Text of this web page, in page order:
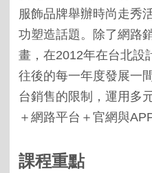
服飾品牌舉辦時尚走秀
功塑造話題。除了網路
畫，在2012年在台北設
往後的每一年度發展一
台銷售的限制，運用多
＋網路平台＋官網與
課程重點